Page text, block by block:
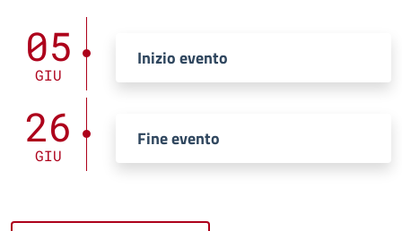
05
GIU
Inizio evento
26
GIU
Fine evento